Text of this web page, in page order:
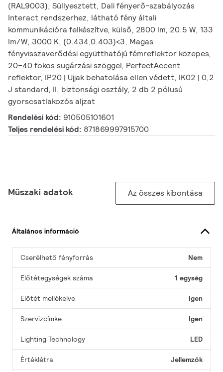
(RAL9003), Süllyesztett, Dali fényerő-szabályozás
Interact rendszerhez, látható fény általi
kommunikációra felkészítve, külső, 2800 lm, 20.5 W, 133
lm/W, 3000 K, (0.434,0.403)<3, Magas
fényvisszaverődési együtthatójú fémreflektor közepes,
20–40 fokos sugárzási szöggel, PerfectAccent
reflektor, IP20 | Ujjak behatolása ellen védett, IK02 | 0,2
J standard, II. biztonsági osztály, 2 db 2 pólusú
gyorscsatlakozós aljzat
Rendelési kód: 910505101601
Teljes rendelési kód: 871869997915700
Műszaki adatok Az összes kibontása
Általános információ
Cserélhető fényforrás Nem
Előtétegységek száma 1 egység
Előtét mellékelve Igen
Szervizcímke Igen
Lighting Technology LED
Értéklétra Jellemzők